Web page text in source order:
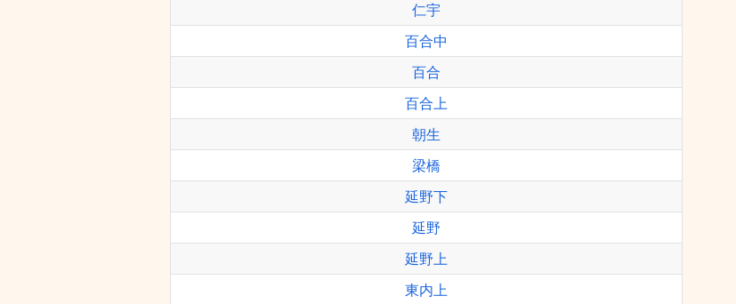
仁宇
百合中
百合
百合上
朝生
梁橋
延野下
延野
延野上
東内上